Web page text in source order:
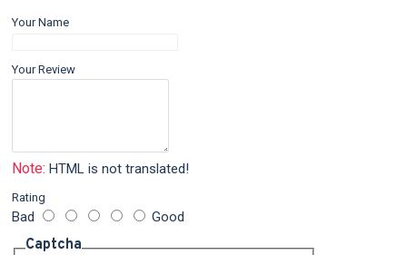
Your Name
Your Review
Note: HTML is not translated!
Rating
Bad Good
Captcha